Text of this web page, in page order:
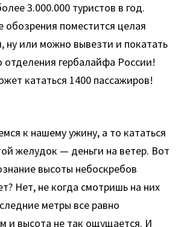
3.000.000 туристов в год.
обозрения поместится целая
ну или можно вывезти и покатать
отделения гербалайфа России!
кататься 1400 пассажиров!
к нашему ужину, а то кататься
желудок — деньги на ветер. Вот
высоты небоскребов
Нет, не когда смотришь на них
метры все равно
и высота не так ощущается. И